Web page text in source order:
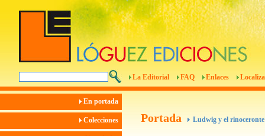
La Editorial FAQ Enlaces
En portada
Colecciones Portada Ludwig y el rinoceronte